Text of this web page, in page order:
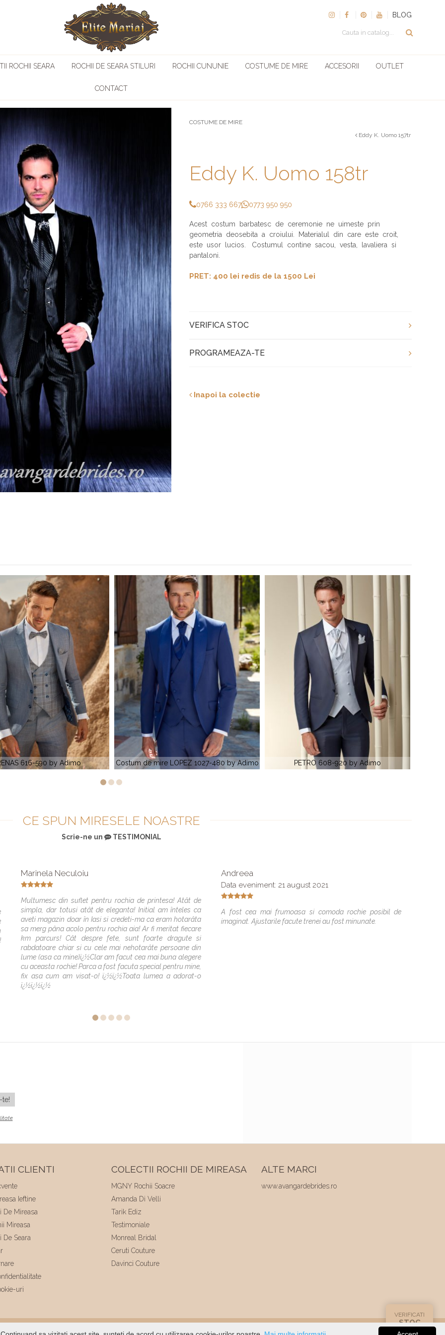
BLOG
ROCHII SEARA ROCHII DE SEARA STILURI ROCHII CUNUNIE COSTUME DE MIRE ACCESORII OUTLET
CONTACT
COSTUME DE MIRE
Eddy K. Uomo 157tr
Eddy K. Uomo 158tr
0766 333 667 0773 950 950
Acest costum barbatesc de ceremonie ne uimeste prin
geometria deosebita a croiului. Materialul din care este croit,
este usor lucios. Costumul contine sacou, vesta, lavaliera si
pantaloni.
PRET: 400 lei redis de la 1500 Lei
VERIFICA STOC
PROGRAMEAZA-TE
Inapoi la colectie
de mire LOPEZ 1027-480 by Adimo PETRO 608-920 by Adimo LECCE 367-140 by Adimo
CE SPUN MIRESELE NOASTRE
Scrie-ne un TESTIMONIAL
Marinela Neculoiu
Multumesc din suflet pentru rochia de printesa! Atât de
simpla, dar totusi atât de eleganta! Initial am înteles ca
aveti magazin doar în Iasi si credeti-ma ca eram hotarâta
sa merg pâna acolo pentru rochia aia! Ar fi meritat fiecare
km parcurs! Cât despre fete, sunt foarte dragute si
rabdatoare chiar si cu cele mai nehotarâte persoane din
lume (asa ca mine)ï¿½Clar am facut cea mai buna alegere
cu aceasta rochie! Parca a fost facuta special pentru mine,
fix asa cum am visat-o! ï¿½ï¿½Toata lumea a adorat-o
ï¿½ï¿½ï¿½
Andreea
Data eveniment: 21 august 2021
A fost cea mai frumoasa si comoda rochie posibil de
imaginat. Ajustarile facute trenei au fost minunate.
CLIENTI
Ieftine
De Mireasa
Mireasa
De Seara
uri
COLECTII ROCHII DE MIREASA
MGNY Rochii Soacre
Amanda Di Velli
Tarik Ediz
Testimoniale
Monreal Bridal
Ceruti Couture
Davinci Couture
ALTE MARCI
www.avangardebrides.ro
deVoitin.com
VERIFICATI
STOC